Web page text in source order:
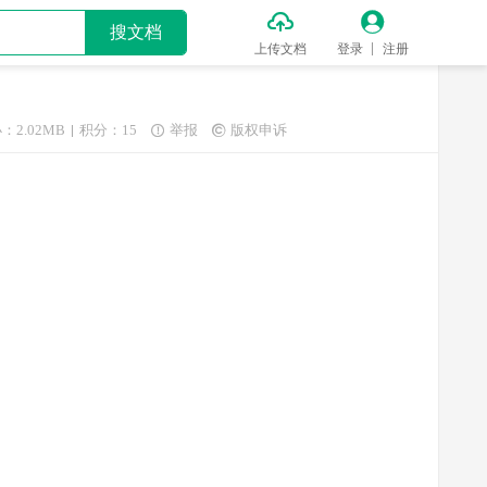
搜文档 
上传文档

登录 注册
2.02MB 积分：15  举报  版权申诉